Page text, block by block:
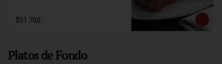
$51.700
Platos de Fondo